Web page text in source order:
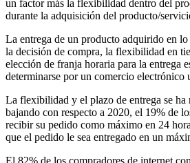
un factor más la flexibilidad dentro del
durante la adquisición del producto/
La entrega de un producto adquirido en
la decisión de compra, la flexibilidad en
elección de franja horaria para la entrega
determinarse por un comercio electrónico
La flexibilidad y el plazo de entrega se ha
bajando con respecto a 2020, el 19% de
recibir su pedido como máximo en 24
que el pedido le sea entregado en un